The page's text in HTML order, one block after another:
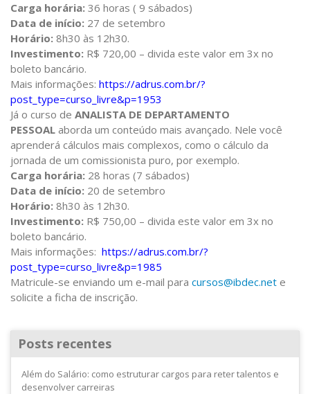
Carga horária: 36 horas ( 9 sábados)
Data de início: 27 de setembro
Horário: 8h30 às 12h30.
Investimento: R$ 720,00 – divida este valor em 3x no
boleto bancário.
Mais informações: https://adrus.com.br/?
post_type=curso_livre&p=1953
Já o curso de ANALISTA DE DEPARTAMENTO
PESSOAL aborda um conteúdo mais avançado. Nele você
aprenderá cálculos mais complexos, como o cálculo da
jornada de um comissionista puro, por exemplo.
Carga horária: 28 horas (7 sábados)
Data de início: 20 de setembro
Horário: 8h30 às 12h30.
Investimento: R$ 750,00 – divida este valor em 3x no
boleto bancário.
Mais informações: https://adrus.com.br/?
post_type=curso_livre&p=1985
Matricule-se enviando um e-mail para cursos@ibdec.net e
solicite a ficha de inscrição.
Posts recentes
Além do Salário: como estruturar cargos para reter talentos e
desenvolver carreiras